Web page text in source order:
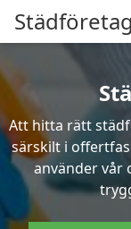
Att hitta rätt
särskilt i
använder vår